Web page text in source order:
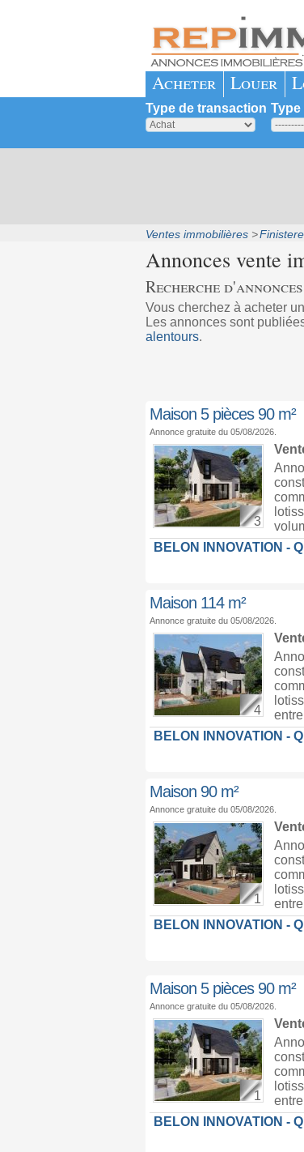
Acheter Louer
Type de transaction Type
Ventes immobilières Finistere
Annonces vente
Recherche
Vous cherchez à acheter
Les annonces sont
alentours.
Maison 5 pièces 90 m²
Annonce gratuite du 05/08/2026.
3
BELON INNOVATION -
Maison 114 m²
Annonce gratuite du 05/08/2026.
4
BELON INNOVATION -
Maison 90 m²
Annonce gratuite du 05/08/2026.
1
BELON INNOVATION -
Maison 5 pièces 90 m²
Annonce gratuite du 05/08/2026.
1
BELON INNOVATION -